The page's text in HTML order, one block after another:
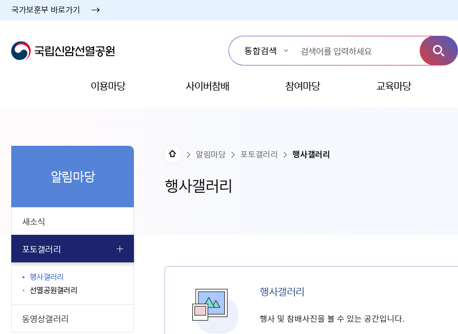
국가보훈부 바로가기
이용마당 사이버참배 참여마당 교육마당
행사갤러리
알림마당 포토갤러리 행사갤러리
알림마당
새소식
포토갤러리
행사갤러리
선열공원갤러리
동영상갤러리
행사갤러리
행사 및 참배사진을 볼 수 있는 공간입니다.